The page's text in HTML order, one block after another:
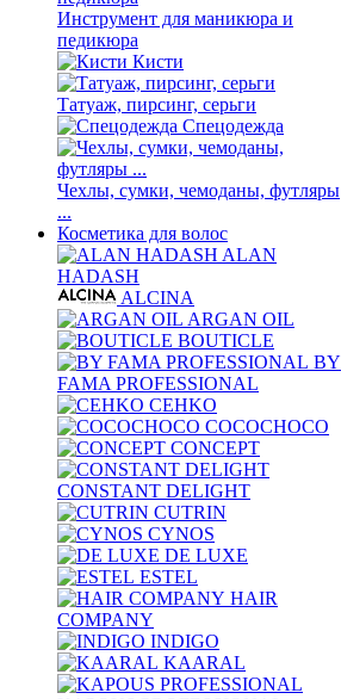
Инструмент для маникюра и
педикюра
Кисти
Татуаж, пирсинг, серьги
Спецодежда
Чехлы, сумки, чемоданы, футляры
...
Косметика для волос
ALAN
HADASH
ALCINA
ARGAN OIL
BOUTICLE
BY
FAMA PROFESSIONAL
CEHKO
COCOCHOCO
CONCEPT
CONSTANT DELIGHT
CUTRIN
CYNOS
DE LUXE
ESTEL
HAIR
COMPANY
INDIGO
KAARAL